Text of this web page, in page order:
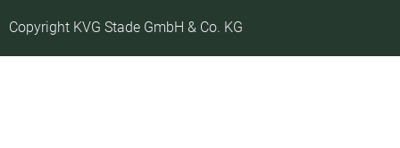
Copyright KVG Stade GmbH & Co. KG